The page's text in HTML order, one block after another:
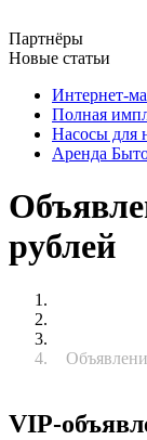
Партнёры
Новые статьи
Интернет-
Полная
Насосы для
Аренда
рублей
VIP-